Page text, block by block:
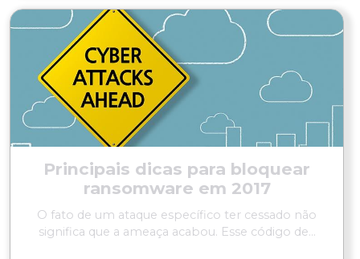
Principais dicas para bloquear
ransomware em 2017
O fato de um ataque específico ter cessado não
significa que a ameaça acabou. Esse código de...